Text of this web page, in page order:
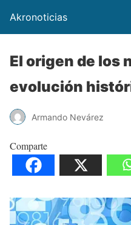
Akronoticias
El origen de los
evolución
Armando Nevárez
Comparte